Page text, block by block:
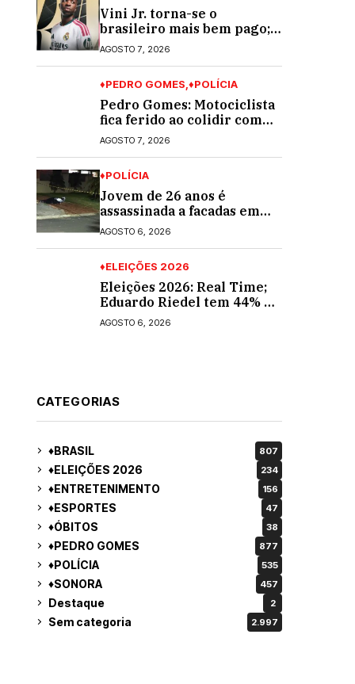
Vini Jr. torna-se o
brasileiro mais bem pago;
veja o top 10
AGOSTO 7, 2026
♦PEDRO GOMES ♦POLÍCIA
Pedro Gomes: Motociclista
fica ferido ao colidir com
automóvel na Av. Diva
Araújo; ele não tinha CNH
AGOSTO 7, 2026
♦POLÍCIA
Jovem de 26 anos é
assassinada a facadas em
Rio Verde de Mato Grosso;
suspeito é procurado
AGOSTO 6, 2026
♦ELEIÇÕES 2026
Eleições 2026: Real Time;
Eduardo Riedel tem 44% e
Fábio Trad, 25%, no 1º
turno para o governo do
AGOSTO 6, 2026
CATEGORIAS
♦BRASIL 807
♦ELEIÇÕES 2026 234
♦ENTRETENIMENTO 156
♦ESPORTES 47
♦ÓBITOS 38
♦PEDRO GOMES 877
♦POLÍCIA 535
♦SONORA 457
Destaque 2
Sem categoria 2.997